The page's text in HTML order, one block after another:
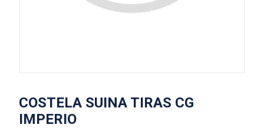
COSTELA SUINA TIRAS CG
IMPERIO